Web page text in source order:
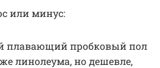
или минус:
плавающий пробковый пол
линолеума, но дешевле,